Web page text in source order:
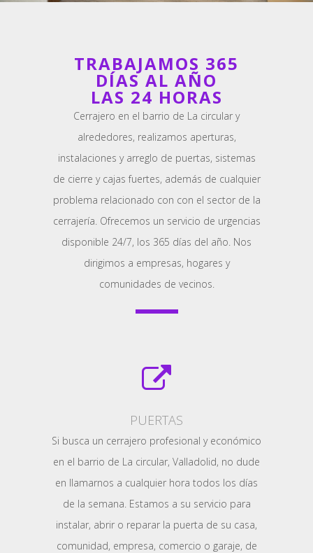
TRABAJAMOS 365
DÍAS AL AÑO
LAS 24 HORAS
Cerrajero en el barrio de La circular y
alrededores, realizamos aperturas,
instalaciones y arreglo de puertas, sistemas
de cierre y cajas fuertes, además de cualquier
problema relacionado con con el sector de la
cerrajería. Ofrecemos un servicio de urgencias
disponible 24/7, los 365 días del año. Nos
dirigimos a empresas, hogares y
comunidades de vecinos.
PUERTAS
Si busca un cerrajero profesional y económico
en el barrio de La circular, Valladolid, no dude
en llamarnos a cualquier hora todos los días
de la semana. Estamos a su servicio para
instalar, abrir o reparar la puerta de su casa,
comunidad, empresa, comercio o garaje, de